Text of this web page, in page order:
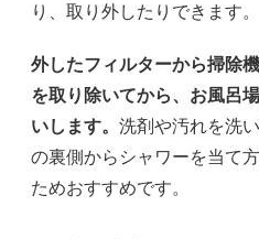
り、取り外したりできます。
外したフィルターから掃除
を取り除いてから、お風呂
いします。 洗剤や汚れを洗
の裏側からシャワーを当て
ためおすすめです。